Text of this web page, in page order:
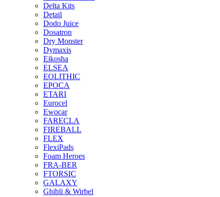
Delta Kits
Detail
Dodo Juice
Dosatron
Dry Monster
Dymaxis
Eikosha
ELSEA
EOLITHIC
EPOCA
ETARI
Eurocel
Ewocar
FARECLA
FIREBALL
FLEX
FlexiPads
Foam Heroes
FRA-BER
FTORSIC
GALAXY
Ghibli & Wirbel